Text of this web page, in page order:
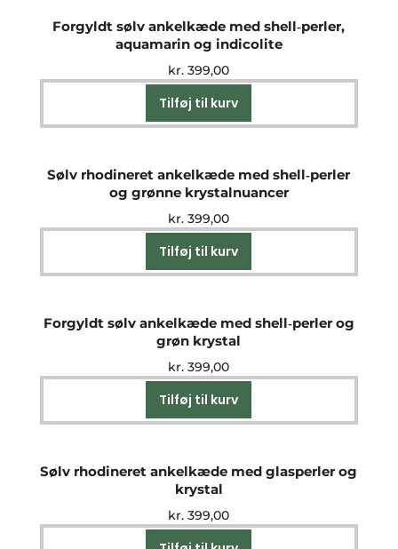
Forgyldt sølv ankelkæde med shell‑perler,
aquamarin og indicolite
kr. 399,00
Tilføj til kurv
Sølv rhodineret ankelkæde med shell‑perler
og grønne krystalnuancer
kr. 399,00
Tilføj til kurv
Forgyldt sølv ankelkæde med shell‑perler og
grøn krystal
kr. 399,00
Tilføj til kurv
Sølv rhodineret ankelkæde med glasperler og
krystal
kr. 399,00